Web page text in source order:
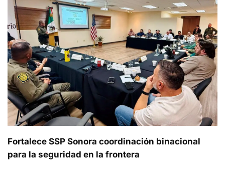
Fortalece SSP Sonora coordinación binacional
para la seguridad en la frontera